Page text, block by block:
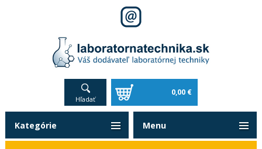
Hľadať
0,00 €
Kategórie Menu